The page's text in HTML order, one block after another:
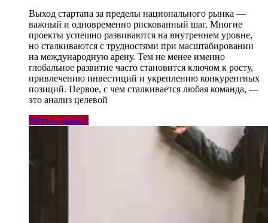
Выход стартапа за пределы национального рынка —
важный и одновременно рискованный шаг. Многие
проекты успешно развиваются на внутреннем уровне,
но сталкиваются с трудностями при масштабировании
на международную арену. Тем не менее именно
глобальное развитие часто становится ключом к росту,
привлечению инвестиций и укреплению конкурентных
позиций. Первое, с чем сталкивается любая команда, —
это анализ целевой
Читать дальше